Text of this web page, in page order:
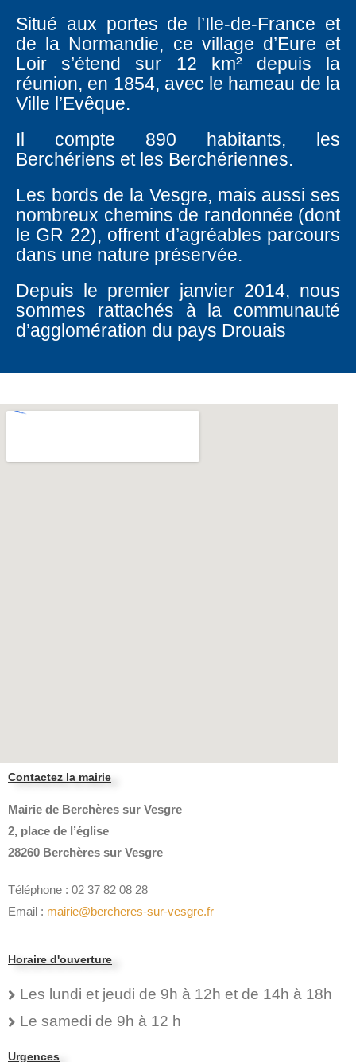
Situé aux portes de l’Ile-de-France et
de la Normandie, ce village d’Eure et
Loir s’étend sur 12 km² depuis la
réunion, en 1854, avec le hameau de la
Ville l’Evêque.
Il compte 890 habitants, les
Berchériens et les Berchériennes.
Les bords de la Vesgre, mais aussi ses
nombreux chemins de randonnée (dont
le GR 22), offrent d’agréables parcours
dans une nature préservée.
Depuis le premier janvier 2014, nous
sommes rattachés à la communauté
d’agglomération du pays Drouais
Contactez la mairie
Mairie de Berchères sur Vesgre
2, place de l’église
28260 Berchères sur Vesgre
Téléphone : 02 37 82 08 28
Email : mairie@bercheres-sur-vesgre.fr
Horaire d'ouverture
Les lundi et jeudi de 9h à 12h et de 14h à 18h
Le samedi de 9h à 12 h
Urgences